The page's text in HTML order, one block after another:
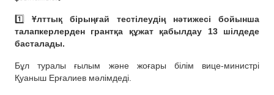
1️⃣ Ұлттық бірыңғай тестілеудің нәтижесі бойынша
талапкерлерден грантқа құжат қабылдау 13 шілдеде
басталады.
Бұл туралы ғылым және жоғары білім вице-министрі
Қуаныш Ерғалиев мәлімдеді.